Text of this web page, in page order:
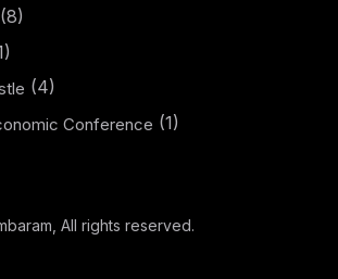
(8)
(4)
Conference (1)
All rights reserved.